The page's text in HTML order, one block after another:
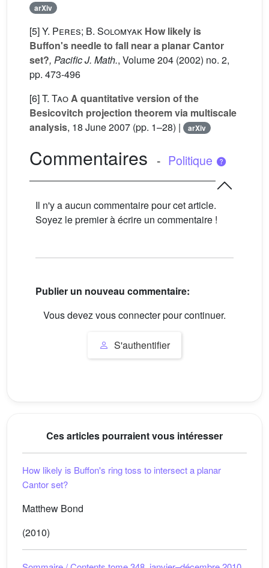
arXiv
[5]Y. Peres; B. Solomyak How likely is
Buffon's needle to fall near a planar Cantor
set?, Pacific J. Math., Volume 204 (2002) no. 2,
pp. 473-496
[6]T. TaoA quantitative version of the
Besicovitch projection theorem via multiscale
analysis, 18 June 2007 (pp. 1–28) | arXiv
Commentaires - Politique
Il n'y a aucun commentaire pour cet article.
Soyez le premier à écrire un commentaire !
Publier un nouveau commentaire:
Vous devez vous connecter pour continuer.
S'authentifier
Ces articles pourraient vous intéresser
How likely is Buffon's ring toss to intersect a planar
Cantor set?
Matthew Bond
(2010)